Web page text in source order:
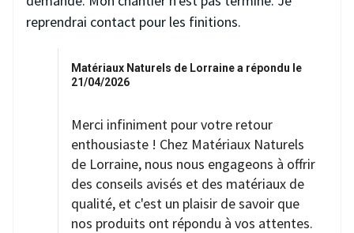
reprendrai contact pour les finitions.
Matériaux Naturels de Lorraine a répondu le
21/04/2026
Merci infiniment pour votre retour
enthousiaste ! Chez Matériaux Naturels
de Lorraine, nous nous engageons à offrir
des conseils avisés et des matériaux de
qualité, et c'est un plaisir de savoir que
nos produits ont répondu à vos attentes.